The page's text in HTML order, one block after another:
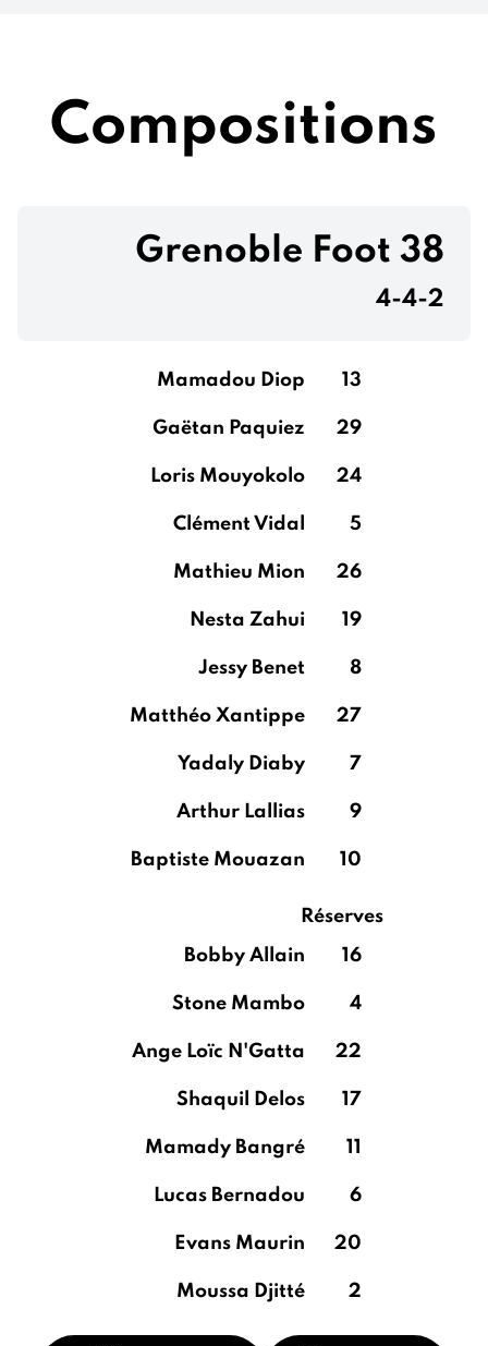
Compositions
Grenoble Foot 38
4-4-2
Mamadou Diop 13
Gaëtan Paquiez 29
Loris Mouyokolo 24
Clément Vidal 5
Mathieu Mion 26
Nesta Zahui 19
Jessy Benet 8
Matthéo Xantippe 27
Yadaly Diaby 7
Arthur Lallias 9
Baptiste Mouazan 10
Réserves
Bobby Allain
16
Stone Mambo 4
Ange Loïc N'Gatta 22
Shaquil Delos 17
Mamady Bangré 11
Lucas Bernadou 6
Evans Maurin 20
Moussa Djitté 2